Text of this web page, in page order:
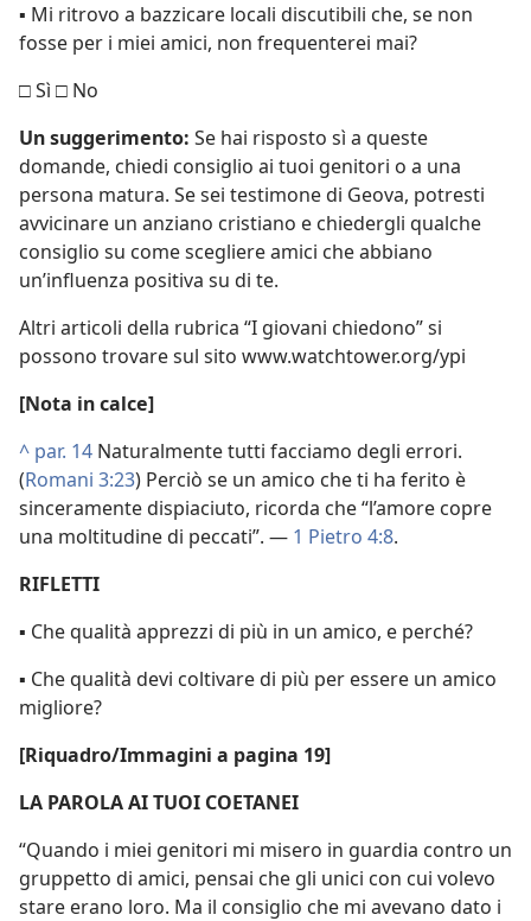
▪ Mi ritrovo a bazzicare locali discutibili che, se non
fosse per i miei amici, non frequenterei mai?
□ Sì □ No
Un suggerimento: Se hai risposto sì a queste
domande, chiedi consiglio ai tuoi genitori o a una
persona matura. Se sei testimone di Geova, potresti
avvicinare un anziano cristiano e chiedergli qualche
consiglio su come scegliere amici che abbiano
un’influenza positiva su di te.
Altri articoli della rubrica “I giovani chiedono” si
possono trovare sul sito www.watchtower.org/ypi
[Nota in calce]
^ par. 14 Naturalmente tutti facciamo degli errori.
(Romani 3:23) Perciò se un amico che ti ha ferito è
sinceramente dispiaciuto, ricorda che “l’amore copre
una moltitudine di peccati”. — 1 Pietro 4:8.
RIFLETTI
▪ Che qualità apprezzi di più in un amico, e perché?
▪ Che qualità devi coltivare di più per essere un amico
migliore?
[Riquadro/Immagini a pagina 19]
LA PAROLA AI TUOI COETANEI
“Quando i miei genitori mi misero in guardia contro un
gruppetto di amici, pensai che gli unici con cui volevo
stare erano loro. Ma il consiglio che mi avevano dato i